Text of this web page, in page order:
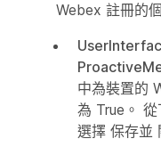
Webex 註冊的
中為裝置的
為 True。
選擇 保存並